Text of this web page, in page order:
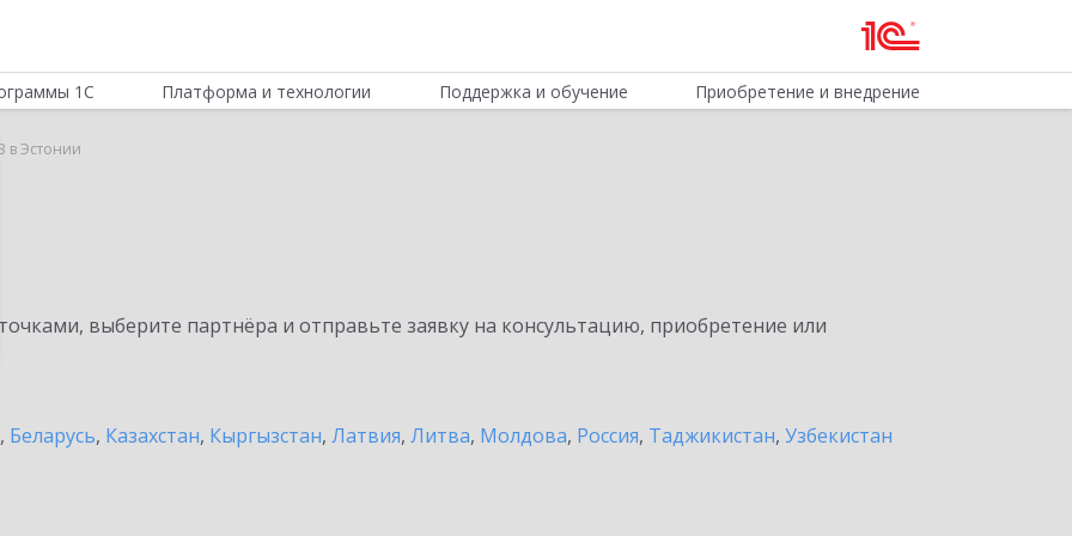
1С Платформа и технологии Поддержка и обучение Приобретение и внедрение
в Эстонии
выберите партнёра и отправьте заявку на консультацию, приобретение или
, Беларусь, Казахстан, Кыргызстан, Латвия, Литва, Молдова, Россия, Таджикистан, Узбекистан